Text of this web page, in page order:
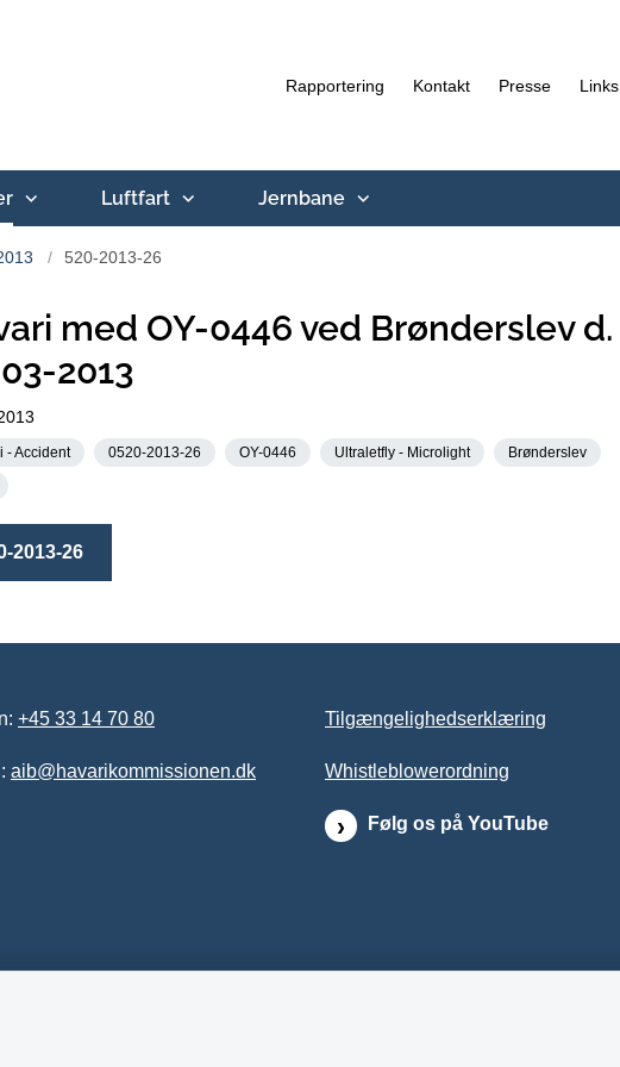
Rapportering Kontakt Presse Links
Luftfart Jernbane
520-2013-26
med OY-0446 ved Brønderslev d.
2013
- Accident 0520-2013-26 OY-0446 Ultraletfly - Microlight
Brønderslev
2013-26
+45 33 14 70 80
aib@havarikommissionen.dk
Tilgængelighedserklæring
Whistleblowerordning
Følg os på YouTube